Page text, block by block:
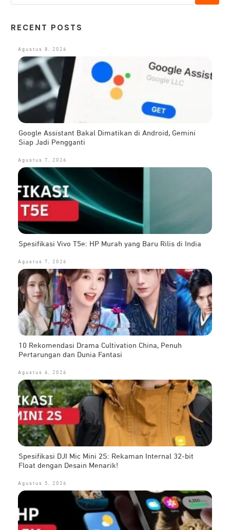
RECENT POSTS
Agustus 8, 2026
Google Assistant Bakal Dimatikan di Android, Gemini
Siap Jadi Pengganti
Agustus 7, 2026
Spesifikasi Vivo T5e: HP Murah yang Baru Rilis di India
Agustus 7, 2026
10 Rekomendasi Drama Cultivation China, Penuh
Pertarungan dan Dunia Fantasi
Agustus 6, 2026
Spesifikasi DJI Mic Mini 2S: Rekaman Internal 32-bit
Float dengan Desain Menarik!
Agustus 5, 2026